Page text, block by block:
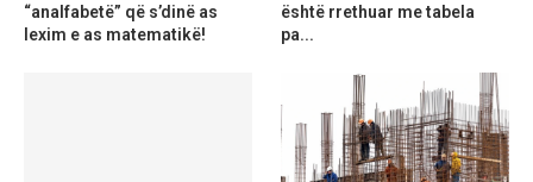
“analfabetë” që s’dinë as
lexim e as matematikë!
është rrethuar me tabela
pa...